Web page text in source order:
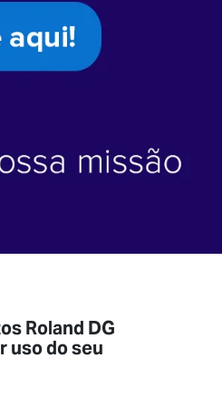
Roland DG
uso do seu